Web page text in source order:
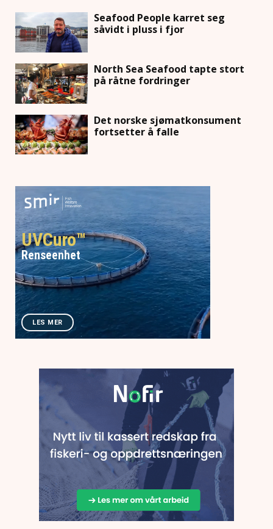
Seafood People karret seg
såvidt i pluss i fjor
North Sea Seafood tapte stort
på råtne fordringer
Det norske sjømatkonsument
fortsetter å falle